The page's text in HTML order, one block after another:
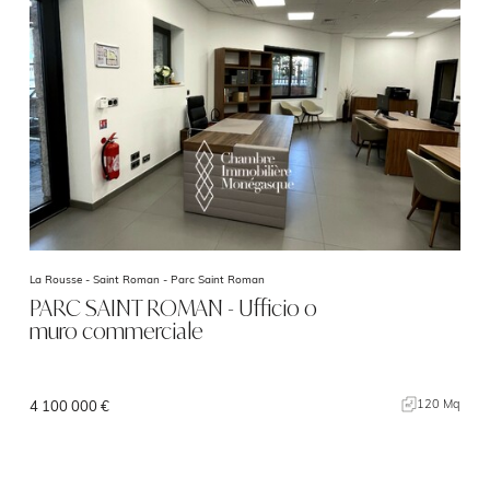
La Rousse - Saint Roman - Parc Saint Roman
PARC SAINT ROMAN - Ufficio o
muro commerciale
4 100 000 € 120 Mq